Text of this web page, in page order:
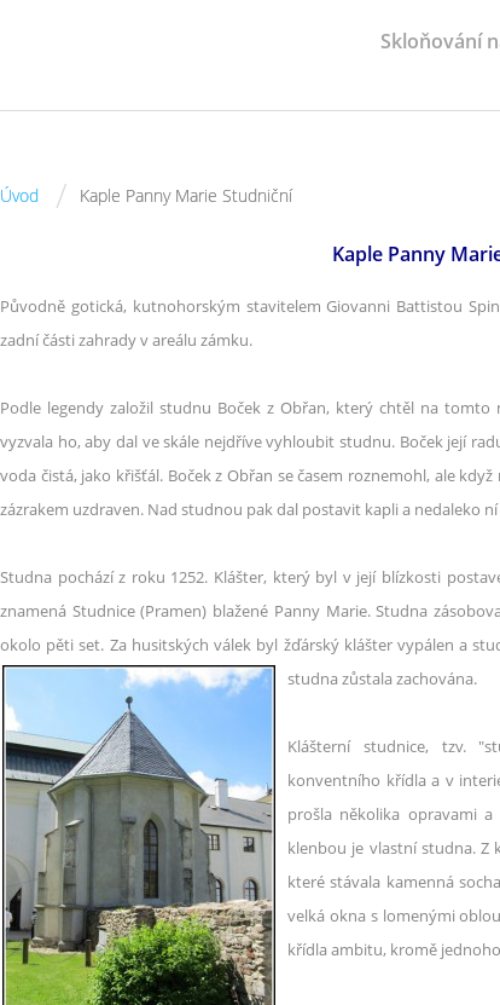
Skloňování
Úvod / Kaple Panny Marie Studniční
Kaple Panny
Původně gotická, kutnohorským stavitelem Giovanni Battistou
zadní části zahrady v areálu zámku.
Podle legendy založil studnu Boček z Obřan, který chtěl na
vyzvala ho, aby dal ve skále nejdříve vyhloubit studnu. Boček její
voda čistá, jako křišťál. Boček z Obřan se časem roznemohl, ale
zázrakem uzdraven. Nad studnou pak dal postavit kapli a nedaleko
Studna pochází z roku 1252. Klášter, který byl v její blízkosti
znamená Studnice (Pramen) blažené Panny Marie. Studna
okolo pěti set. Za husitských válek byl žďárský klášter vypálen a
studna zůstala zachována.
Klášterní studnice, tzv.
konventního křídla a v
prošla několika opravami
klenbou je vlastní studna. Z
které stávala kamenná
velká okna s lomenými
křídla ambitu, kromě